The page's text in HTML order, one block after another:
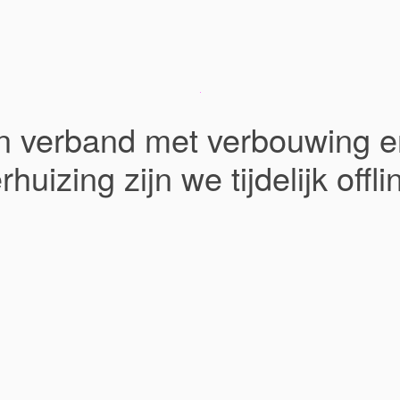
verband met verbouwing
zijn we tijdelijk